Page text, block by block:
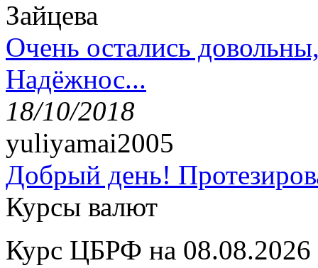
Зайцева
Очень остались
Надёжнос...
18/10/2018
yuliyamai2005
Добрый день!
Курсы валют
Курс ЦБРФ на 08.08.2026